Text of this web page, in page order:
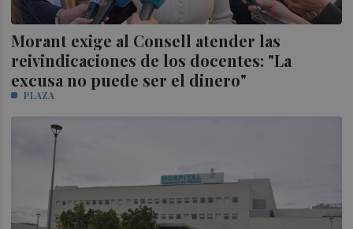
Morant exige al Consell atender las
reivindicaciones de los docentes: "La
excusa no puede ser el dinero"
PLAZA